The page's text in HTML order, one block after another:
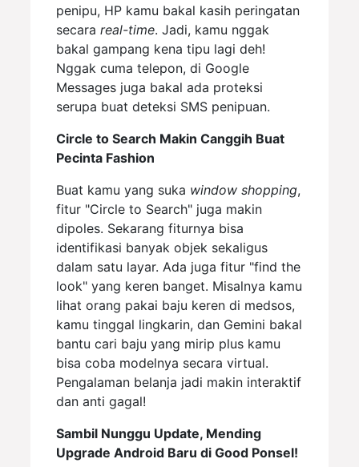
penipu, HP kamu bakal kasih peringatan
secara real-time. Jadi, kamu nggak
bakal gampang kena tipu lagi deh!
Nggak cuma telepon, di Google
Messages juga bakal ada proteksi
serupa buat deteksi SMS penipuan.
Circle to Search Makin Canggih Buat
Pecinta Fashion
Buat kamu yang suka window shopping,
fitur "Circle to Search" juga makin
dipoles. Sekarang fiturnya bisa
identifikasi banyak objek sekaligus
dalam satu layar. Ada juga fitur "find the
look" yang keren banget. Misalnya kamu
lihat orang pakai baju keren di medsos,
kamu tinggal lingkarin, dan Gemini bakal
bantu cari baju yang mirip plus kamu
bisa coba modelnya secara virtual.
Pengalaman belanja jadi makin interaktif
dan anti gagal!
Sambil Nunggu Update, Mending
Upgrade Android Baru di Good Ponsel!